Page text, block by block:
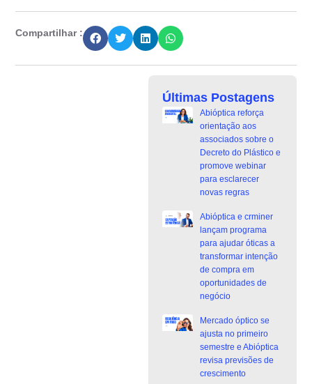
Compartilhar :
Últimas Postagens
Abióptica reforça
orientação aos
associados sobre o
Decreto do Plástico e
promove webinar
para esclarecer
novas regras
Abióptica e crminer
lançam programa
para ajudar óticas a
transformar intenção
de compra em
oportunidades de
negócio
Mercado óptico se
ajusta no primeiro
semestre e Abióptica
revisa previsões de
crescimento